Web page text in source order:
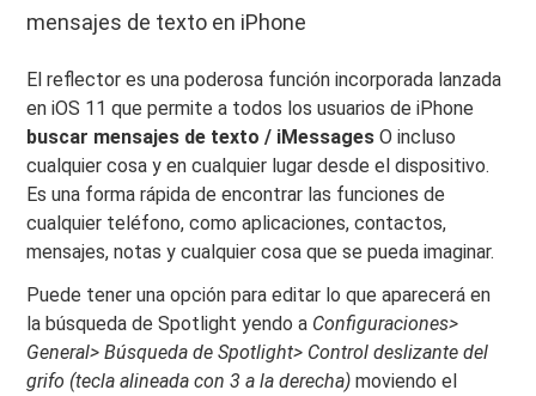
mensajes de texto en iPhone
El reflector es una poderosa función incorporada lanzada
en iOS 11 que permite a todos los usuarios de iPhone
buscar mensajes de texto / iMessages O incluso
cualquier cosa y en cualquier lugar desde el dispositivo.
Es una forma rápida de encontrar las funciones de
cualquier teléfono, como aplicaciones, contactos,
mensajes, notas y cualquier cosa que se pueda imaginar.
Puede tener una opción para editar lo que aparecerá en
la búsqueda de Spotlight yendo a Configuraciones>
General> Búsqueda de Spotlight> Control deslizante del
grifo (tecla alineada con 3 a la derecha) moviendo el